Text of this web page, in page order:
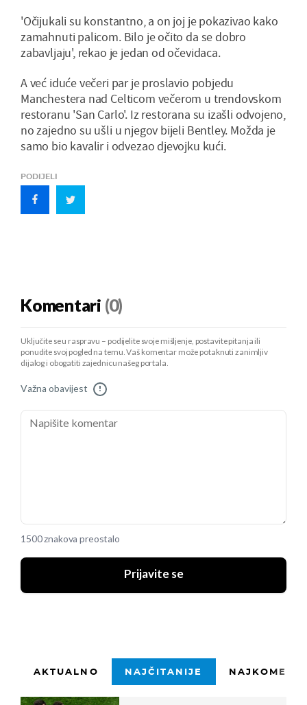
'Očijukali su konstantno, a on joj je pokazivao kako
zamahnuti palicom. Bilo je očito da se dobro
zabavljaju', rekao je jedan od očevidaca.
A već iduće večeri par je proslavio pobjedu
Manchestera nad Celticom večerom u trendovskom
restoranu 'San Carlo'. Iz restorana su izašli odvojeno,
no zajedno su ušli u njegov bijeli Bentley. Možda je
samo bio kavalir i odvezao djevojku kući.
PODIJELI
Komentari (0)
Uključite se u raspravu – podijelite svoje mišljenje, postavite pitanja ili
ponudite svoj pogled na temu. Vaš komentar može potaknuti zanimljiv
dijalog i obogatiti zajednicu našeg portala.
Važna obavijest !
1500 znakova preostalo
Prijavite se
AKTUALNO NAJČITANIJE